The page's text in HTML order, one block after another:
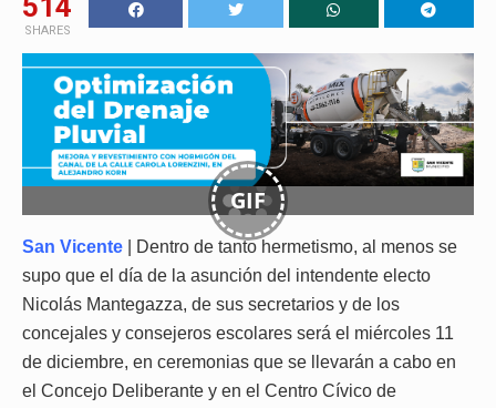
514
SHARES
GIF
San Vicente | Dentro de tanto hermetismo, al menos se
supo que el día de la asunción del intendente electo
Nicolás Mantegazza, de sus secretarios y de los
concejales y consejeros escolares será el miércoles 11
de diciembre, en ceremonias que se llevarán a cabo en
el Concejo Deliberante y en el Centro Cívico de